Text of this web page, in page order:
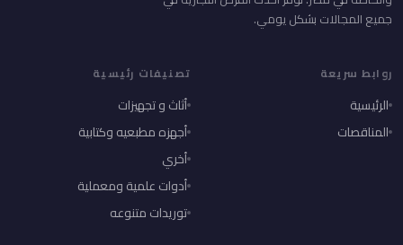
جميع المجالات بشكل يومي.
روابط سريعة
الرئيسية
المناقصات
تصنيفات رئيسية
أثاث و تجهيزات
أجهزه مطبعيه وكتابية
أخري
أدوات علمية ومعملية
توريدات متنوعه